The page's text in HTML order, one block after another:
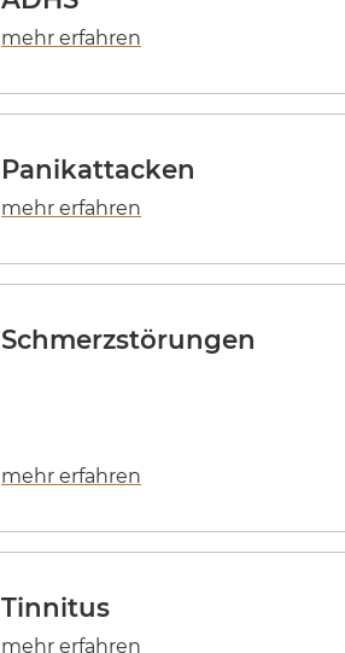
Panikattacken
Schmerzstörungen
Tinnitus